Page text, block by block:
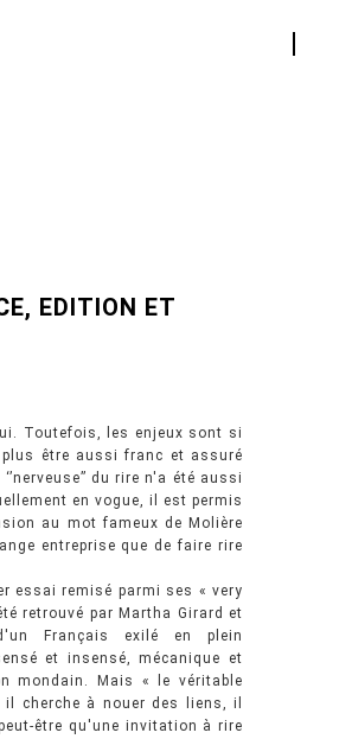
EDITION ET
Toutefois, les enjeux sont si
être aussi franc et assuré
du rire n'a été aussi
en vogue, il est permis
au mot fameux de Molière
entreprise que de faire rire
essai remisé parmi ses « very
retrouvé par Martha Girard et
Français exilé en plein
et insensé, mécanique et
mondain. Mais « le véritable
il cherche à nouer des liens, il
être qu'une invitation à rire